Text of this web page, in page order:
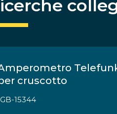
cruscotto
15344